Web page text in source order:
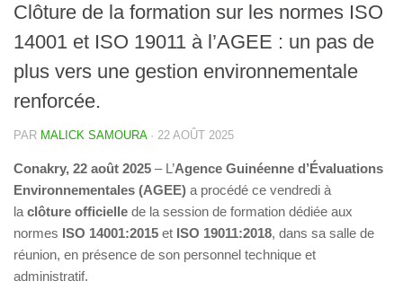
Clôture de la formation sur les normes ISO
14001 et ISO 19011 à l’AGEE : un pas de
plus vers une gestion environnementale
renforcée.
PAR MALICK SAMOURA · 22 AOÛT 2025
Conakry, 22 août 2025 – L’Agence Guinéenne d’Évaluations
Environnementales (AGEE) a procédé ce vendredi à
laclôture officielle de la session de formation dédiée aux
normes ISO 14001:2015 et ISO 19011:2018, dans sa salle de
réunion, en présence de son personnel technique et
administratif.